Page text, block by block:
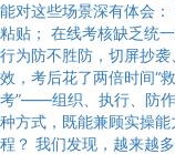
能对这些场景深有体会
粘贴； 在线考核缺乏统
行为防不胜防，切屏抄
效，考后花了两倍时间“
考”——组织、执行、防
种方式，既能兼顾实操
程？ 我们发现，越来越